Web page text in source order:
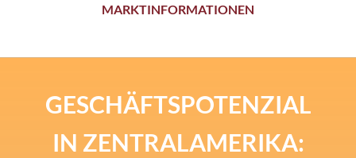
MARKTINFORMATIONEN
GESCHÄFTSPOTENZIAL
IN ZENTRALAMERIKA: